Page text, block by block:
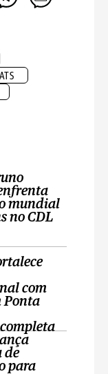
mundial
no CDL
com
Ponta
de
para